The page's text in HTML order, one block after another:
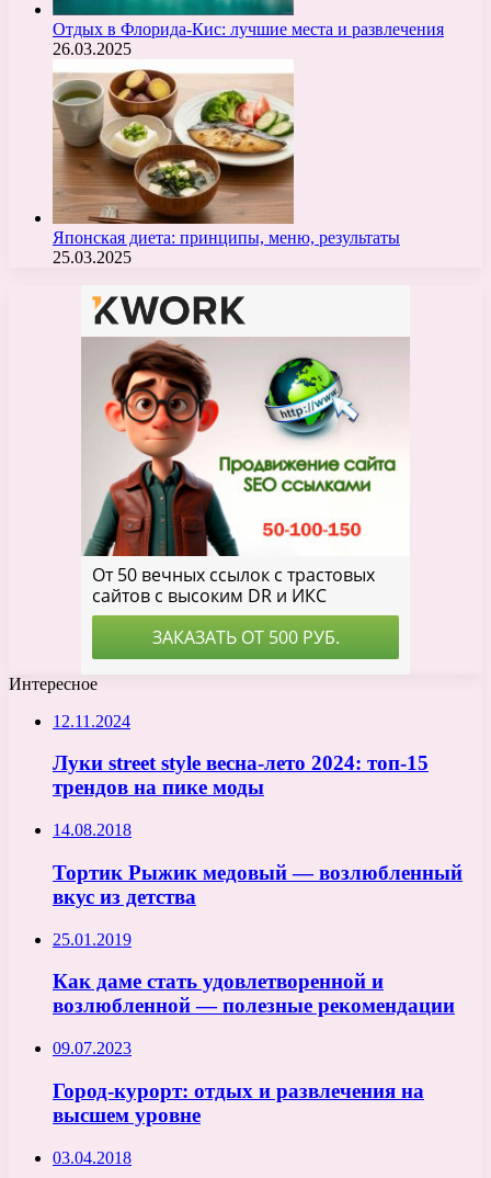
Отдых в Флорида-Кис: лучшие места и развлечения
26.03.2025
Японская диета: принципы, меню, результаты
25.03.2025
Интересное
12.11.2024
Луки street style весна-лето 2024: топ-15
трендов на пике моды
14.08.2018
Тортик Рыжик медовый — возлюбленный
вкус из детства
25.01.2019
Как даме стать удовлетворенной и
возлюбленной — полезные рекомендации
09.07.2023
Город-курорт: отдых и развлечения на
высшем уровне
03.04.2018